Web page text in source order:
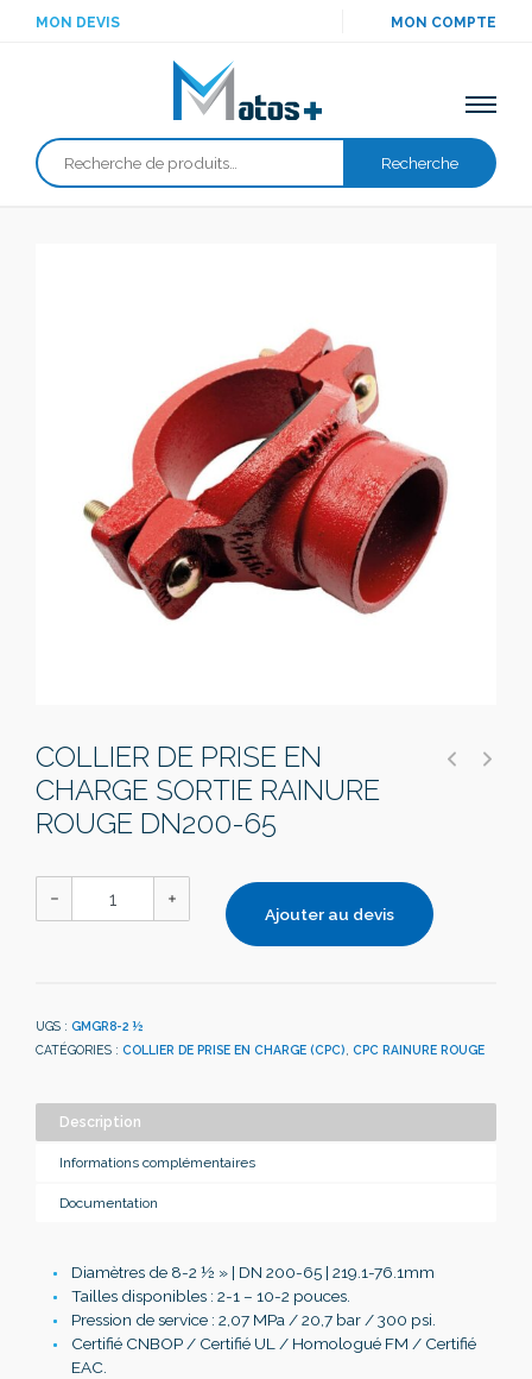
MON DEVIS MON COMPTE
Recherche
Recherche
COLLIER DE PRISE EN
CHARGE SORTIE RAINURE
ROUGE DN200-65
Ajouter au devis
UGS : GMGR8-2 ½
CATÉGORIES : COLLIER DE PRISE EN CHARGE (CPC) CPC RAINURE ROUGE
Description
Informations complémentaires
Documentation
Diamètres de 8-2½ » | DN 200-65 | 219.1-76.1mm
Tailles disponibles : 2-1 – 10-2 pouces.
Pression de service : 2,07 MPa / 20,7 bar / 300 psi.
Certifié CNBOP / Certifié UL / Homologué FM / Certifié
EAC.